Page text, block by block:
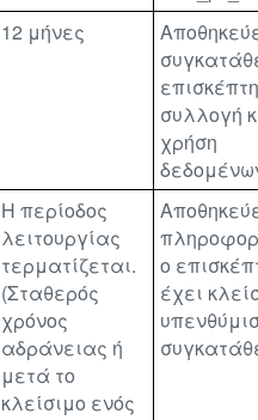
12 μήνες
συλλογή
χρήση
Η περίοδος
λειτουργίας
τερματίζεται.
(Σταθερός
χρόνος
αδράνειας ή
μετά το
κλείσιμο ενός
ο
έχει